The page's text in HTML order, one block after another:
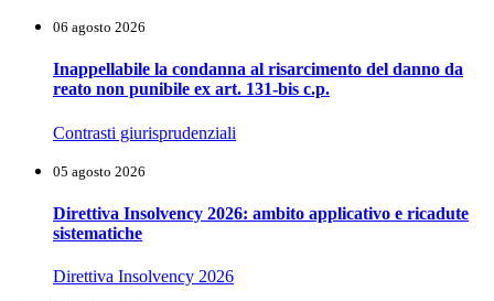
06 agosto 2026
Inappellabile la condanna al risarcimento del danno da
reato non punibile ex art. 131-bis c.p.
Contrasti giurisprudenziali
05 agosto 2026
Direttiva Insolvency 2026: ambito applicativo e ricadute
sistematiche
Direttiva Insolvency 2026